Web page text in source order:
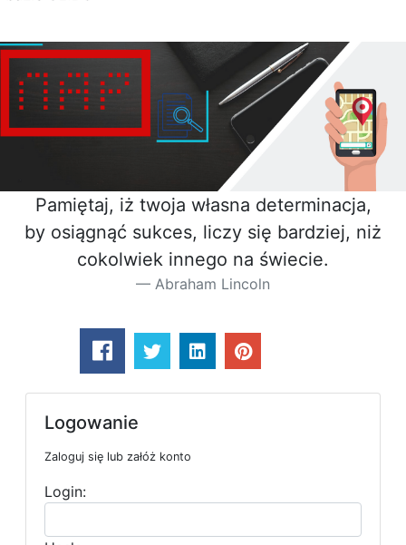
Pamiętaj, iż twoja własna determinacja,
by osiągnąć sukces, liczy się bardziej, niż
cokolwiek innego na świecie.
Abraham Lincoln
Logowanie
Zaloguj się lub załóż konto
Login: